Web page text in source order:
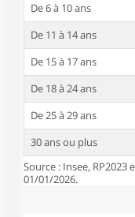
De 6 à 10 ans
De 11 à 14 ans
De 15 à 17 ans
De 18 à 24 ans
De 25 à 29 ans
30 ans ou plus
Source : Insee,
01/01/2026.